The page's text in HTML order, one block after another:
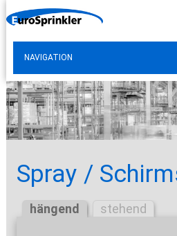
NAVIGATION
Spray /
hängend stehend